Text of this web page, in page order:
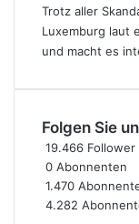
Trotz aller
Luxemburg laut
und macht es
Folgen Sie
19.466 Follower
0 Abonnenten
1.470
4.282